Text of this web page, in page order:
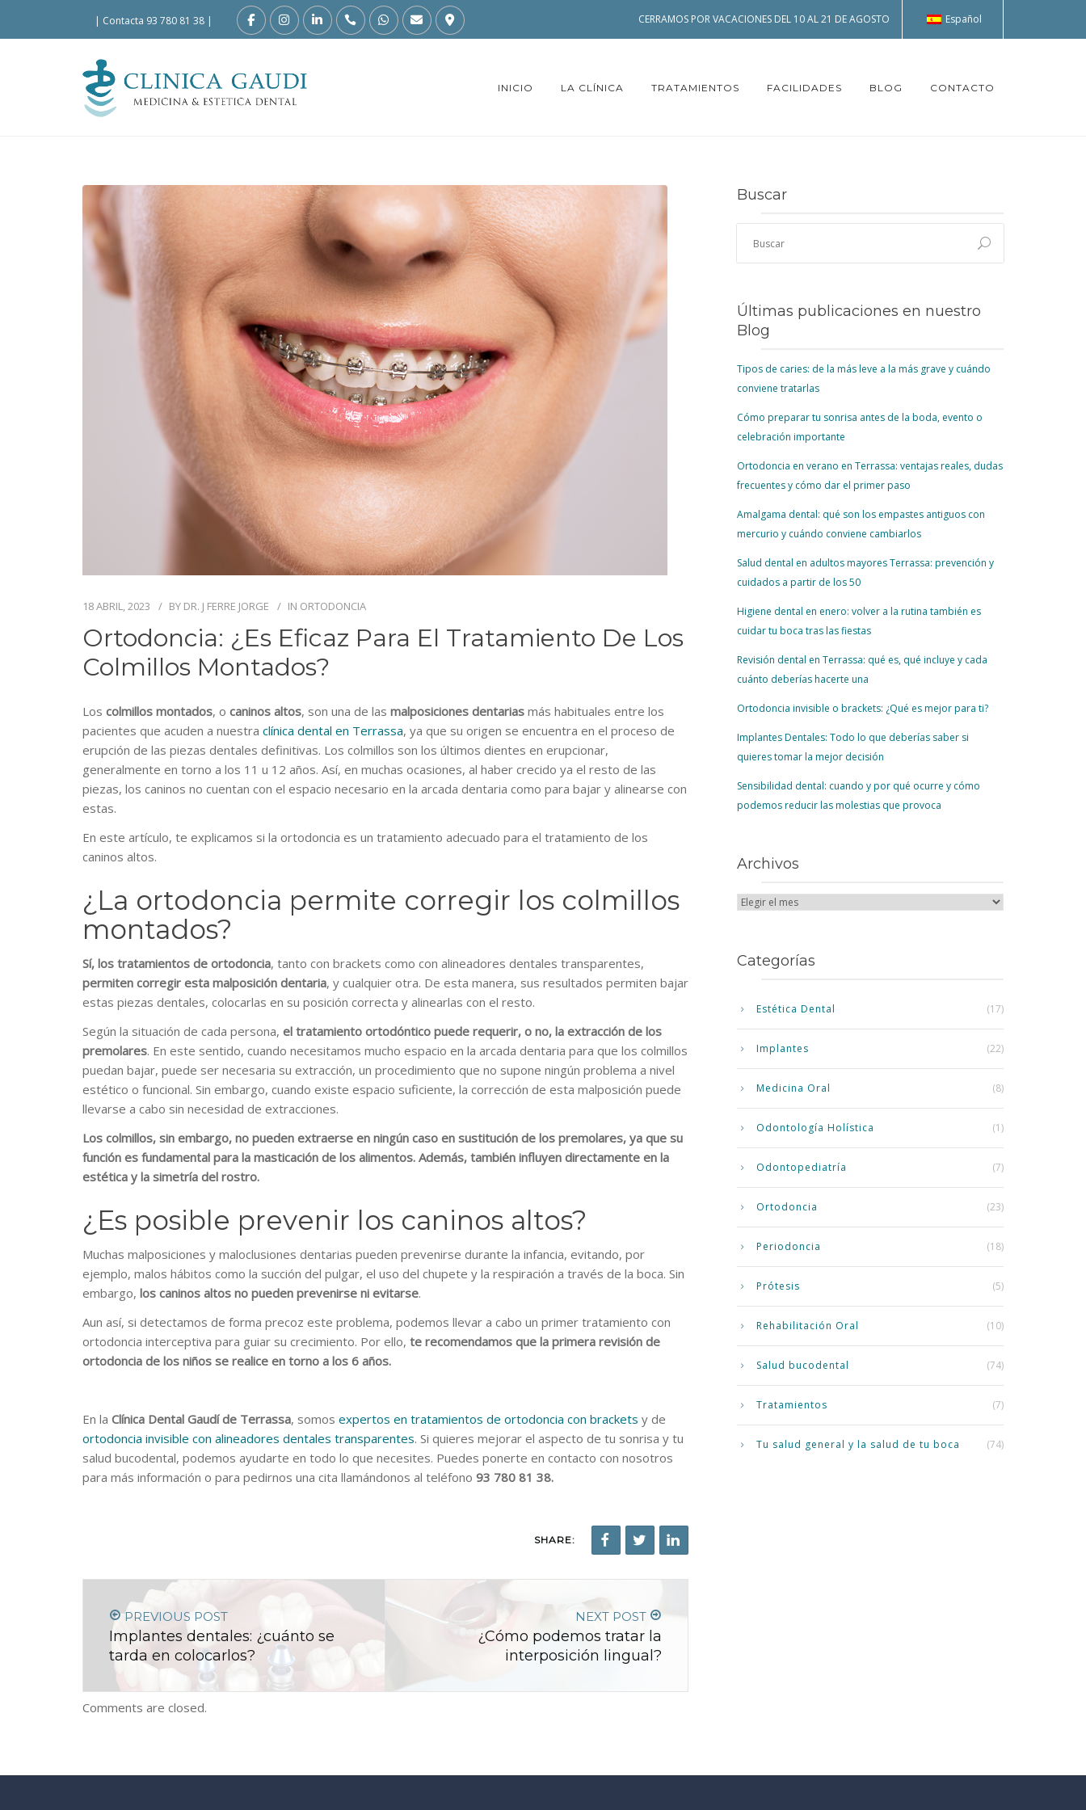
| Contacta 93 780 81 38 | CERRAMOS POR VACACIONES DEL 10 AL 21 DE AGOSTO Español
INICIO LA CLÍNICA TRATAMIENTOS FACILIDADES BLOG CONTACTO
18 ABRIL, 2023 BY DR. J FERRE JORGE IN ORTODONCIA
Ortodoncia: ¿es Eficaz Para El Tratamiento De Los
Colmillos Montados?
Los colmillos montados, o caninos altos, son una de las malposiciones dentarias más habituales entre los
pacientes que acuden a nuestra clínica dental en Terrassa, ya que su origen se encuentra en el proceso de
erupción de las piezas dentales definitivas. Los colmillos son los últimos dientes en erupcionar,
generalmente en torno a los 11 u 12 años. Así, en muchas ocasiones, al haber crecido ya el resto de las
piezas, los caninos no cuentan con el espacio necesario en la arcada dentaria como para bajar y alinearse con
estas.
En este artículo, te explicamos si la ortodoncia es un tratamiento adecuado para el tratamiento de los
caninos altos.
¿La ortodoncia permite corregir los colmillos
montados?
Sí, los tratamientos de ortodoncia, tanto con brackets como con alineadores dentales transparentes,
permiten corregir esta malposición dentaria, y cualquier otra. De esta manera, sus resultados permiten bajar
estas piezas dentales, colocarlas en su posición correcta y alinearlas con el resto.
Según la situación de cada persona, el tratamiento ortodóntico puede requerir, o no, la extracción de los
premolares. En este sentido, cuando necesitamos mucho espacio en la arcada dentaria para que los colmillos
puedan bajar, puede ser necesaria su extracción, un procedimiento que no supone ningún problema a nivel
estético o funcional. Sin embargo, cuando existe espacio suficiente, la corrección de esta malposición puede
llevarse a cabo sin necesidad de extracciones.
Los colmillos, sin embargo, no pueden extraerse en ningún caso en sustitución de los premolares, ya que su
función es fundamental para la masticación de los alimentos. Además, también influyen directamente en la
estética y la simetría del rostro.
¿Es posible prevenir los caninos altos?
Muchas malposiciones y maloclusiones dentarias pueden prevenirse durante la infancia, evitando, por
ejemplo, malos hábitos como la succión del pulgar, el uso del chupete y la respiración a través de la boca. Sin
embargo, los caninos altos no pueden prevenirse ni evitarse.
Aun así, si detectamos de forma precoz este problema, podemos llevar a cabo un primer tratamiento con
ortodoncia interceptiva para guiar su crecimiento. Por ello, te recomendamos que la primera revisión de
ortodoncia de los niños se realice en torno a los 6 años.
En la Clínica Dental Gaudí de Terrassa, somos expertos en tratamientos de ortodoncia con brackets y de
ortodoncia invisible con alineadores dentales transparentes. Si quieres mejorar el aspecto de tu sonrisa y tu
salud bucodental, podemos ayudarte en todo lo que necesites. Puedes ponerte en contacto con nosotros
para más información o para pedirnos una cita llamándonos al teléfono 93 780 81 38.
SHARE:
PREVIOUS POST
Implantes dentales: ¿cuánto se
tarda en colocarlos?
NEXT POST
¿Cómo podemos tratar la
interposición lingual?
Comments are closed.
Buscar
Últimas publicaciones en nuestro
Blog
Tipos de caries: de la más leve a la más grave y cuándo
conviene tratarlas
Cómo preparar tu sonrisa antes de la boda, evento o
celebración importante
Ortodoncia en verano en Terrassa: ventajas reales, dudas
frecuentes y cómo dar el primer paso
Amalgama dental: qué son los empastes antiguos con
mercurio y cuándo conviene cambiarlos
Salud dental en adultos mayores Terrassa: prevención y
cuidados a partir de los 50
Higiene dental en enero: volver a la rutina también es
cuidar tu boca tras las fiestas
Revisión dental en Terrassa: qué es, qué incluye y cada
cuánto deberías hacerte una
Ortodoncia invisible o brackets: ¿Qué es mejor para ti?
Implantes Dentales: Todo lo que deberías saber si
quieres tomar la mejor decisión
Sensibilidad dental: cuando y por qué ocurre y cómo
podemos reducir las molestias que provoca
Archivos
Categorías
Estética Dental (17)
Implantes (22)
Medicina Oral (8)
Odontología Holística (1)
Odontopediatría (7)
Ortodoncia (23)
Periodoncia (18)
Prótesis (5)
Rehabilitación Oral (10)
Salud bucodental (74)
Tratamientos (7)
Tu salud general y la salud de tu boca (74)